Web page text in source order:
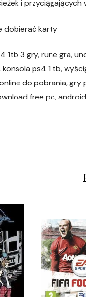
i
dobierać karty
1tb 3 gry, rune gra,
konsola ps4 1 tb,
do pobrania, gry
free pc,